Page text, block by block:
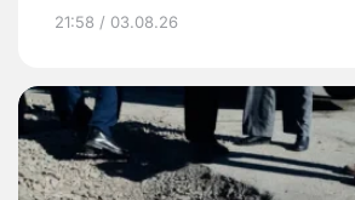
21:58 / 03.08.26